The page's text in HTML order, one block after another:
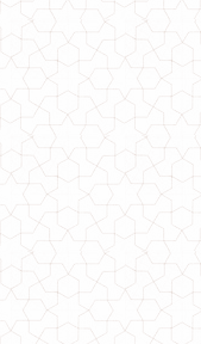
і довгим рукавом